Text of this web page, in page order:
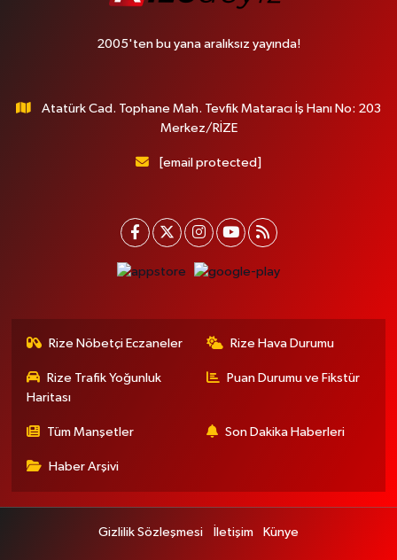
2005'ten bu yana aralıksız yayında!
Atatürk Cad. Tophane Mah. Tevfik Mataracı İş Hanı No: 203
Merkez/RİZE
[email protected]
Rize Nöbetçi Eczaneler Rize Hava Durumu
Rize Trafik Yoğunluk
Haritası
Puan Durumu ve Fikstür
Tüm Manşetler Son Dakika Haberleri
Haber Arşivi
Gizlilik Sözleşmesi İletişim Künye